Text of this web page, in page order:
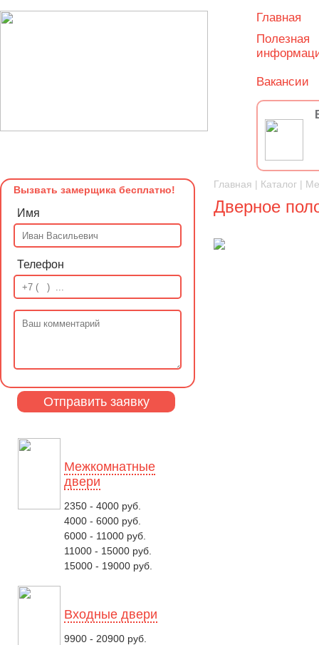
Главная
Полезная
Вакансии
Вызвать замерщика бесплатно!
Имя
Телефон
Межкомнатные
двери
2350 - 4000 руб.
4000 - 6000 руб.
6000 - 11000 руб.
11000 - 15000 руб.
15000 - 19000 руб.
Входные двери
9900 - 20900 руб.
Главная | Каталог |
Дверное